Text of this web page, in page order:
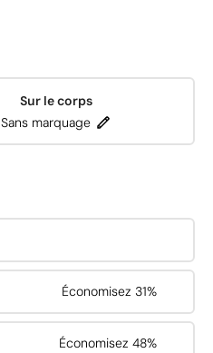
Sur le corps
Sans marquage
Économisez 31%
Économisez 48%